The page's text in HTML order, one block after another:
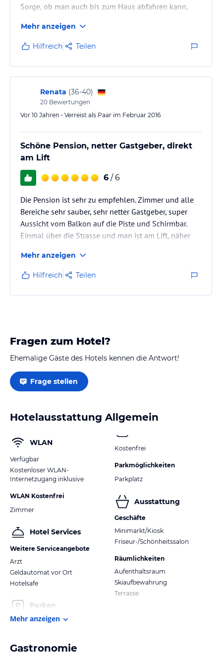
Sorge, ob man auch bis zum Haus abfahren kann,
war aber kein Problem. Die Pögelbahn hat eine
Mittelstation, an der man aussteigen und direkt
abfahren kann. Das Frühstück war in Umfang und
Qualität sehr gut. Die Zimmer waren sauber, Möbel
und Betten im neuwertigen Zustand.
Insgesamt waren wir sehr zufrieden und…
Mehr anzeigen
Hilfreich Teilen
Renata (36-40)
20 Bewertungen
Vor 10 Jahren • Verreist als Paar im Februar 2016
Schöne Pension, netter Gastgeber, direkt
am Lift
6 / 6
Die Pension ist sehr zu empfehlen. Zimmer und alle
Bereiche sehr sauber, sehr netter Gastgeber, super
Aussicht vom Balkon auf die Piste und Schirmbar.
Einmal über die Strasse und man ist am Lift, näher
Tisch serviert, außerdem steht ein kleines Buffet
bereit, auch mit Müsli und Co.
Wir haben uns sehr wohl gefühlt.
Mehr anzeigen
Hilfreich Teilen
Fragen zum Hotel?
Ehemalige Gäste des Hotels kennen die Antwort!
Frage stellen
Hotelausstattung Allgemein
WLAN
Verfügbar
Kostenloser WLAN-
Internetzugang inklusive
WLAN Kostenfrei
Zimmer
Hotel Services
Weitere Serviceangebote
Arzt
Geldautomat vor Ort
Hotelsafe
Parken
Kostenfrei
Parkmöglichkeiten
Parkplatz
Ausstattung
Geschäfte
Minimarkt/Kiosk
Friseur-/Schönheitssalon
Räumlichkeiten
Aufenthaltsraum
Skiaufbewahrung
Terrasse
Mehr anzeigen
Gastronomie